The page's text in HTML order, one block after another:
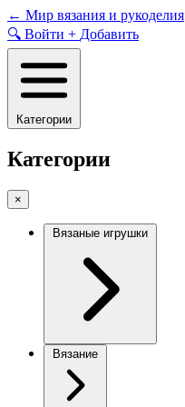
Skip
to
content
← Мир вязания и рукоделия
🔍 Войти + Добавить
Категории
Категории
×
Вязаные игрушки
Вязание